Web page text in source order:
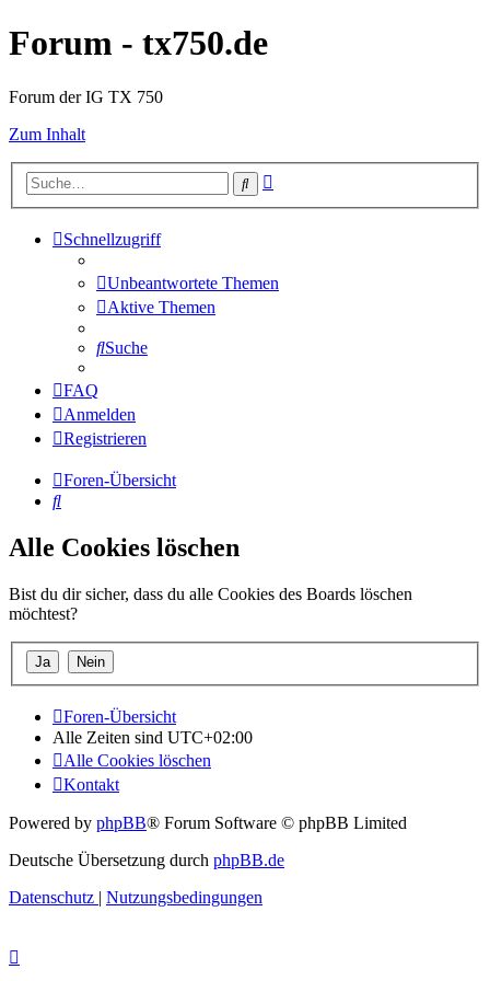
Forum - tx750.de
Forum der IG TX 750
Zum Inhalt
Suche
Schnellzugriff
Unbeantwortete Themen
Aktive Themen
Suche
FAQ
Anmelden
Registrieren
Foren-Übersicht
Suche
Alle Cookies löschen
Bist du dir sicher, dass du alle Cookies des Boards löschen
möchtest?
Foren-Übersicht
Alle Zeiten sind UTC+02:00
Alle Cookies löschen
Kontakt
Powered by phpBB® Forum Software © phpBB Limited
Deutsche Übersetzung durch phpBB.de
Datenschutz | Nutzungsbedingungen